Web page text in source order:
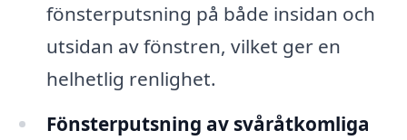
fönsterputsning på både insidan och
utsidan av fönstren, vilket ger en
helhetlig renlighet.
Fönsterputsning av svåråtkomliga